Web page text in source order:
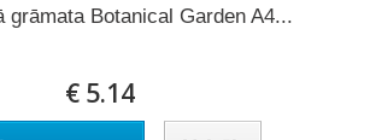
grāmata Botanical Garden A4...
€ 5.14